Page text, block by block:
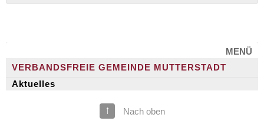
MENÜ
VERBANDSFREIE GEMEINDE MUTTERSTADT
Aktuelles
↑ Nach oben